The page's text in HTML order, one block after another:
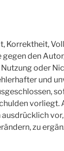
Korrektheit,
den
oder
und
vorliegt.
zu